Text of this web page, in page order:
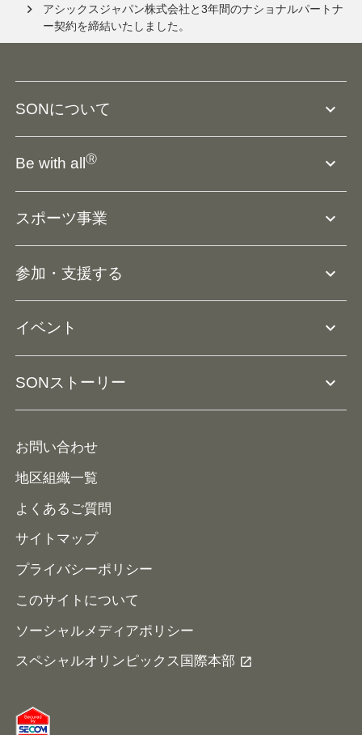
アシックスジャパン株式会社と3年間のナショナルパートナ
ー契約を締結いたしました。
SONについて expand_more
SO組織について
役員等一覧
リソースページ
Be with allⓇ expand_more
スポーツ事業 expand_more
ユニファイドスクール
参加・支援する expand_more
コーチとして参加
イベント expand_more
ナショナルゲームについて
SONストーリー expand_more
メディア
お問い合わせ
地区組織一覧
よくあるご質問
サイトマップ
プライバシーポリシー
このサイトについて
ソーシャルメディアポリシー
スペシャルオリンピックス国際本部